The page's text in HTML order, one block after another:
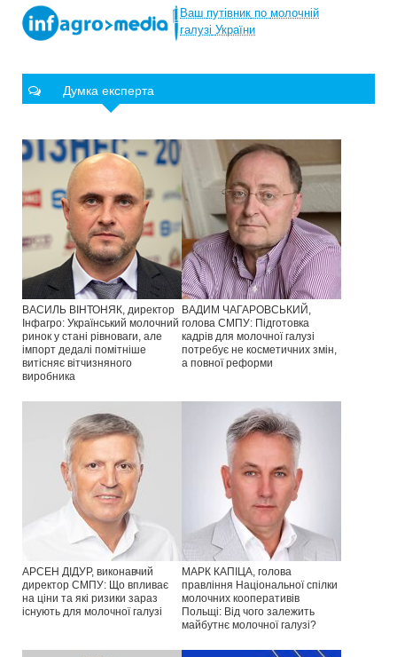
Ваш путівник по молочній
галузі України
Думка експерта
ВАСИЛЬ ВІНТОНЯК, директор
Інфагро: Український молочний
ринок у стані рівноваги, але
імпорт дедалі помітніше
витісняє вітчизняного
виробника
ВАДИМ ЧАГАРОВСЬКИЙ,
голова СМПУ: Підготовка
кадрів для молочної галузі
потребує не косметичних змін,
а повної реформи
АРСЕН ДІДУР, виконавчий
директор СМПУ: Що впливає
на ціни та які ризики зараз
існують для молочної галузі
МАРК КАПІЦА, голова
правління Національної спілки
молочних кооперативів
Польщі: Від чого залежить
майбутнє молочної галузі?